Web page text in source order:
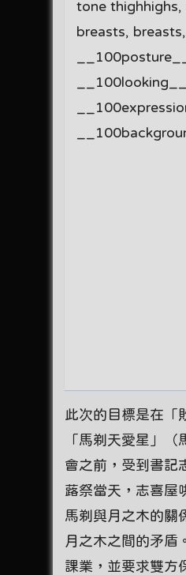
tone
breasts,
此次的目標是在「
「馬剃天愛星」
會之前，受到書記
蕗祭當天，志喜屋
馬剃與月之木的關
月之木之間的矛盾
課業，並要求雙方